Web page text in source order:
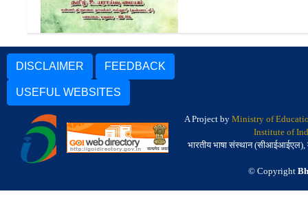
DISCLAIMER FEEDBACK
USEFUL WEBSITES
A Project by Ministry of
Institute of
भारतीय भाषा संस्थान (सीआईआईएल),
© Copyright